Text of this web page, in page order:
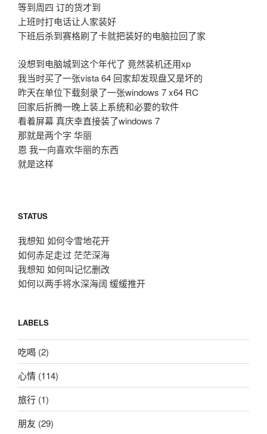
等到周四 订的货才到
上班时打电话让人家装好
下班后杀到赛格刷了卡就把装好的电脑拉回了家
没想到电脑城到这个年代了 竟然装机还用xp
我当时买了一张vista 64 回家却发现盘又是坏的
昨天在单位下载刻录了一张windows 7 x64 RC
回家后折腾一晚上装上系统和必要的软件
看着屏幕 真庆幸直接装了windows 7
那就是两个字 华丽
恩 我一向喜欢华丽的东西
就是这样
STATUS
我想知 如何令雪地花开
如何赤足走过 茫茫深海
我想知 如何叫记忆删改
如何以两手将水深海阔 缓缓推开
LABELS
吃喝 (2)
心情 (114)
旅行 (1)
朋友 (29)